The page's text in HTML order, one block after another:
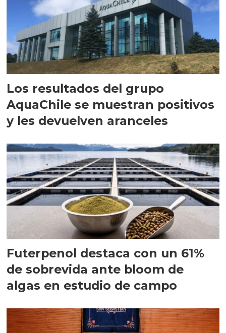
Los resultados del grupo
AquaChile se muestran positivos
y les devuelven aranceles
Futerpenol destaca con un 61%
de sobrevida ante bloom de
algas en estudio de campo